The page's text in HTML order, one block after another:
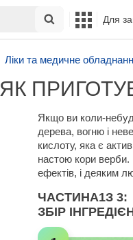
Для
Ліки та медичне
ЯК
Якщо ви коли-
дерева, вогню і
кислоту, яка є
настою кори
ефектів, і деяким
ЧАСТИНА1З 3:
ЗБІР